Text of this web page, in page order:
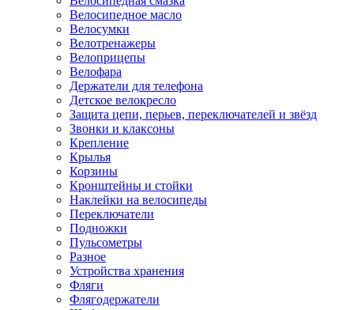
Велосипедное масло
Велосумки
Велотренажеры
Велоприцепы
Велофара
Держатели для телефона
Детское велокресло
Защита цепи, перьев, переключателей и звёзд
Звонки и клаксоны
Крепление
Крылья
Корзины
Кронштейны и стойки
Наклейки на велосипеды
Переключатели
Подножки
Пульсометры
Разное
Устройства хранения
Фляги
Флягодержатели